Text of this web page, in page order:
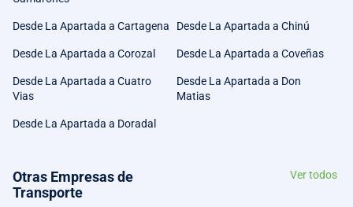
Desde La Apartada a Cartagena Desde La Apartada a Chinú
Desde La Apartada a Corozal Desde La Apartada a Coveñas
Desde La Apartada a Cuatro
Vias
Desde La Apartada a Don
Matias
Desde La Apartada a Doradal
Otras Empresas de
Transporte
Ver todos